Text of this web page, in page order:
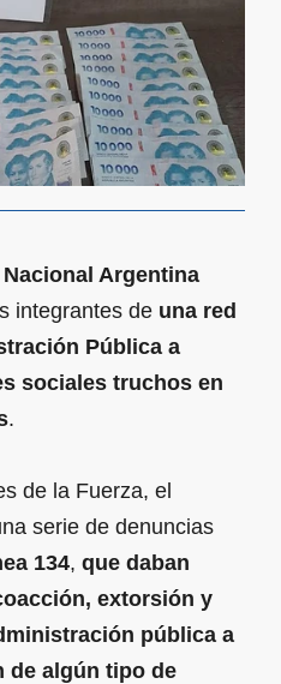
Argentina
integrantes de una red
Pública a
sociales truchos en
.
de la Fuerza, el
serie de denuncias
134, que daban
extorsión y
pública a
de algún tipo de